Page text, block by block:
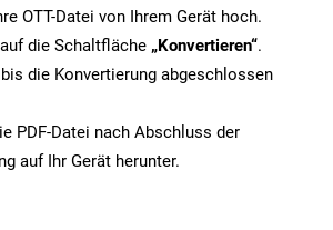
OTT-Datei von Ihrem Gerät hoch.
die Schaltfläche „Konvertieren“.
die Konvertierung abgeschlossen
PDF-Datei nach Abschluss der
auf Ihr Gerät herunter.